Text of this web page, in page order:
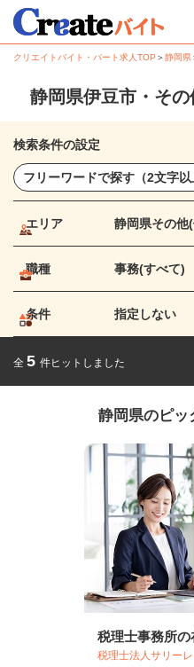
クリエイトバイト・パート求人TOP ＞静岡県
静岡県伊豆市・そ
検索条件の設定
エリア 静岡県その他
職種 事務(すべて)
条件 指定しない
全 5 件ヒットしました
静岡県のピッ
税理士事務所
税理士法人サリーレ